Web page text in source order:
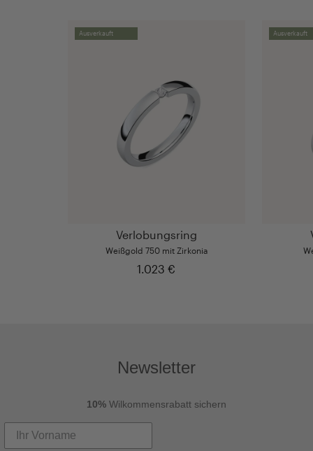
Ausverkauft
Verlobungsring
Weißgold 750 mit Zirkonia
1.023 €
Ausverkauft
Newsletter
10% Wilkommensrabatt sichern